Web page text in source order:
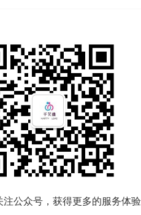
注公众号，获得更多的服务体验